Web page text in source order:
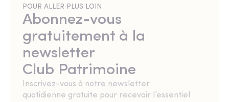
POUR ALLER PLUS LOIN
Abonnez-vous
gratuitement à la
newsletter
Club Patrimoine
Inscrivez-vous à notre newsletter
quotidienne gratuite pour recevoir l’essentiel